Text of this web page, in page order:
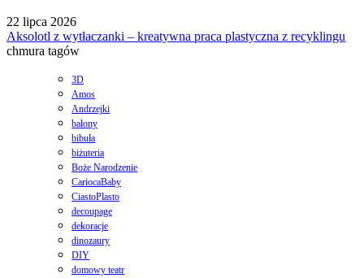
22 lipca 2026
Aksolotl z wytłaczanki – kreatywna praca plastyczna z recyklingu
chmura tagów
3D
Amos
Andrzejki
balony
bibuła
biżuteria
Boże Narodzenie
CariocaBaby
CiastoPlasto
decoupage
dekoracje
dinozaury
DIY
domowy teatr